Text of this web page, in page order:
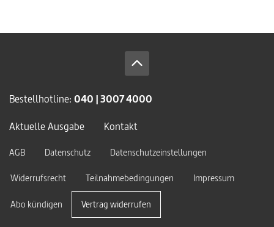
Bestellhotline: 040 | 3007 4000
Aktuelle Ausgabe
Kontakt
AGB Datenschutz
Datenschutzeinstellungen
Widerrufsrecht
Teilnahmebedingungen Impressum
Abo kündigen Vertrag widerrufen